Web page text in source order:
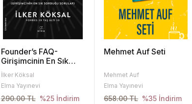
Founder’s FAQ-
Girişimcinin En Sık
Sorduğu Sorular
İlker Köksal
Elma Yayınevi
290.00 TL %25 İndirim
Mehmet Auf Seti
Mehmet Auf
Elma Yayınevi
658.00 TL %35 İndirim